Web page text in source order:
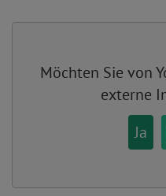
Möchten Sie von
externe
Ja